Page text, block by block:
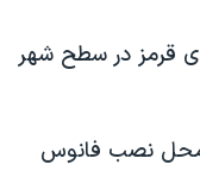
قرمز در سطح شهر
محل نصب فانوس